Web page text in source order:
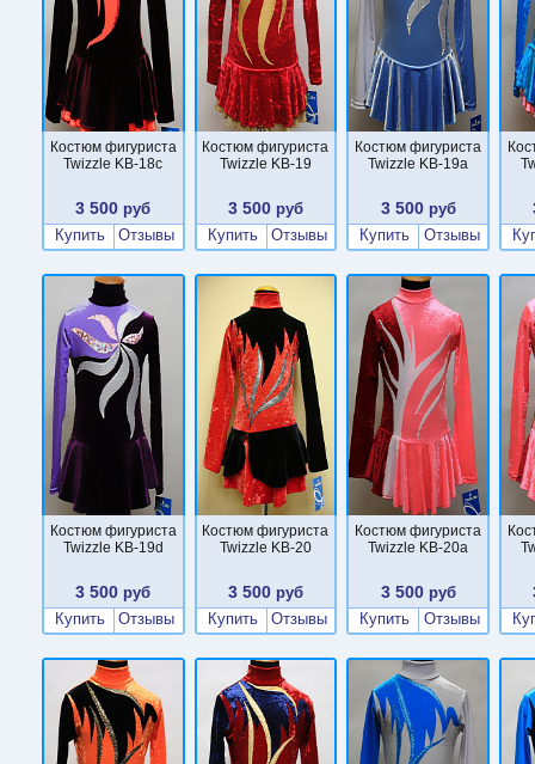
Костюм фигуриста
Twizzle KB-18c
3 500 руб
Купить
Отзывы
Костюм фигуриста
Twizzle KB-19
3 500 руб
Купить
Отзывы
Костюм фигуриста
Twizzle KB-19a
3 500руб
Купить
Отзывы
Костюм фигуриста
Twizzle KB-19d
3 500 руб
Купить
Отзывы
Костюм фигуриста
Twizzle KB-20
3 500 руб
Купить
Отзывы
Костюм фигуриста
Twizzle KB-20a
3 500руб
Купить
Отзывы